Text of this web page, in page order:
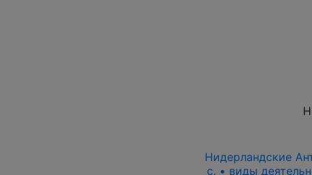
Нидерландские
c. • виды